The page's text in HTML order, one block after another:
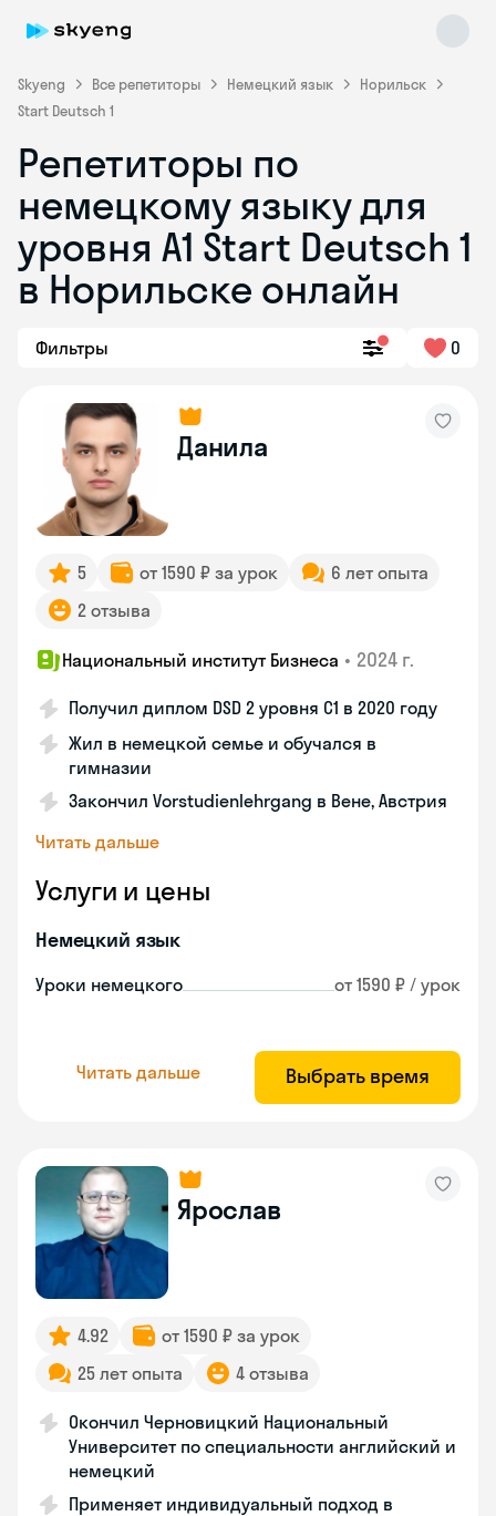
Skyeng Все репетиторы Немецкий язык
Норильск
Start Deutsch 1
Репетиторы по
немецкому языку для
уровня A1 Start Deutsch 1
в Норильске онлайн
Фильтры 0
Данила
5 от 1590 ₽ за урок
6 лет опыта
2 отзыва
Национальный институт Бизнеса • 2024 г.
Получил диплом DSD 2 уровня С1 в 2020 году
Жил в немецкой семье и обучался в
гимназии
Закончил Vorstudienlehrgang в Вене, Австрия
Читать дальше
Услуги и цены
Немецкий язык
Уроки немецкого от 1590 ₽ / урок
Читать дальше Выбрать время
Ярослав
4.92
от 1590 ₽ за урок
25 лет опыта
4 отзыва
Окончил Черновицкий Национальный
Университет по специальности английский и
немецкий
Применяет индивидуальный подход в
Skyeng Chat
online